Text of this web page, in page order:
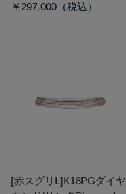
￥297,000
[赤スグリL]K18PGダイヤ